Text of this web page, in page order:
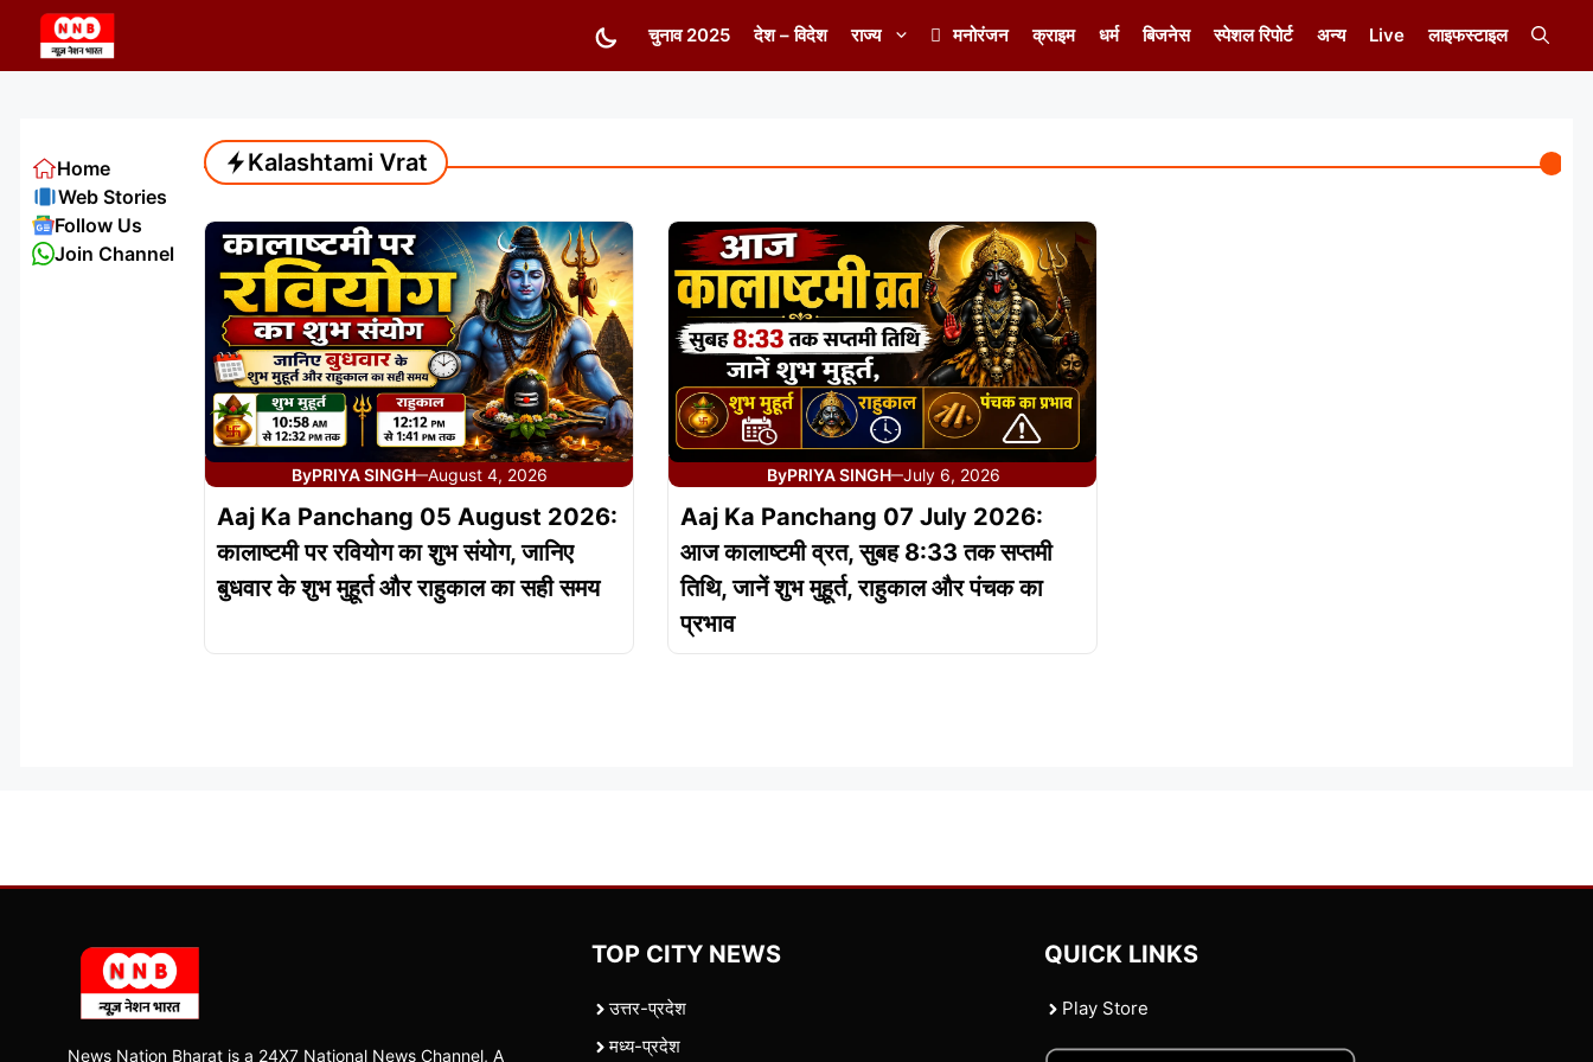
content
चुनाव 2025 देश – विदेश राज्य मनोरंजन क्राइम धर्म बिजनेस स्पेशल रिपोर्ट अन्य Live लाइफस्टाइल
Kalashtami Vrat
ByPRIYA SINGH—August 4, 2026
Aaj Ka Panchang 05 August 2026:
कालाष्टमी पर रवियोग का शुभ संयोग, जानिए
बुधवार के शुभ मुहूर्त और राहुकाल का सही समय
ByPRIYA SINGH—July 6, 2026
Aaj Ka Panchang 07 July 2026:
आज कालाष्टमी व्रत, सुबह 8:33 तक सप्तमी
तिथि, जानें शुभ मुहूर्त, राहुकाल और पंचक का
प्रभाव
Home
Web Stories
Follow Us
Join Channel
News Nation Bharat is a 24X7 National News Channel, A
TOP CITY NEWS
उत्तर-प्रदेश
मध्य-प्रदेश
QUICK LINKS
Play Store